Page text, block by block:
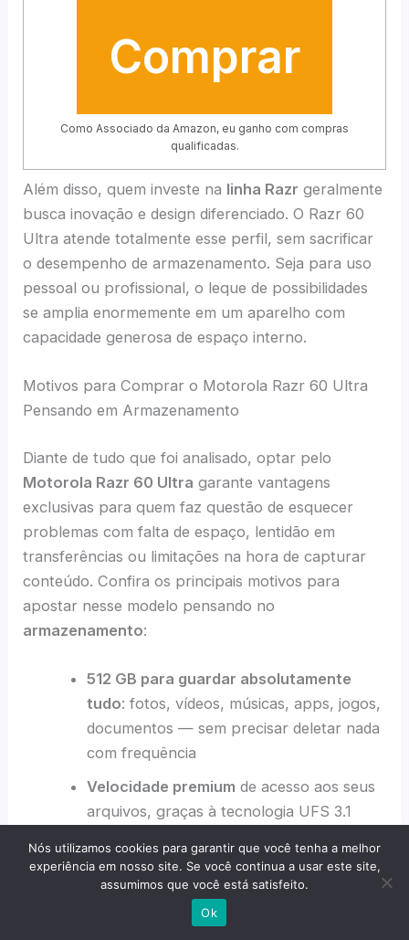
Comprar
Como Associado da Amazon, eu ganho com compras
qualificadas.
Além disso, quem investe na linha Razr geralmente
busca inovação e design diferenciado. O Razr 60
Ultra atende totalmente esse perfil, sem sacrificar
o desempenho de armazenamento. Seja para uso
pessoal ou profissional, o leque de possibilidades
se amplia enormemente em um aparelho com
capacidade generosa de espaço interno.
Motivos para Comprar o Motorola Razr 60 Ultra
Pensando em Armazenamento
Diante de tudo que foi analisado, optar pelo
Motorola Razr 60 Ultra garante vantagens
exclusivas para quem faz questão de esquecer
problemas com falta de espaço, lentidão em
transferências ou limitações na hora de capturar
conteúdo. Confira os principais motivos para
apostar nesse modelo pensando no
armazenamento:
512 GB para guardar absolutamente
tudo: fotos, vídeos, músicas, apps, jogos,
documentos — sem precisar deletar nada
com frequência
Velocidade premium de acesso aos seus
arquivos, graças à tecnologia UFS 3.1
Sincronia perfeitacom outros recursos
do aparelho, potencializando o uso do
Snapdragon, das câmeras avançadas e da
tela dobrável de última geração
Nós utilizamos cookies para garantir que você tenha a melhor
experiência em nosso site. Se você continua a usar este site,
assumimos que você está satisfeito.
Ok